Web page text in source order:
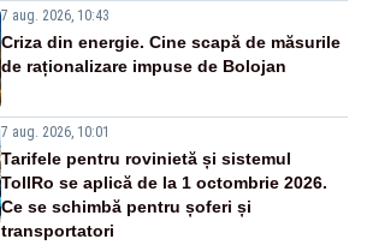
7 aug. 2026, 10:43
Criza din energie. Cine scapă de măsurile
de raționalizare impuse de Bolojan
7 aug. 2026, 10:01
Tarifele pentru rovinietă și sistemul
TollRo se aplică de la 1 octombrie 2026.
Ce se schimbă pentru șoferi și
transportatori